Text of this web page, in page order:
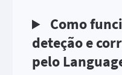
Como
deteção e
pelo